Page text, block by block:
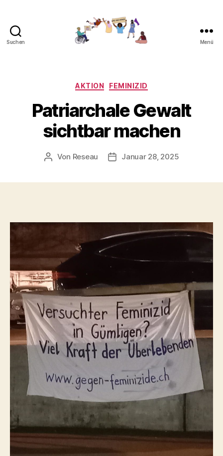
Suchen Menü
Kategorien
AKTION FEMINIZID
Patriarchale Gewalt
sichtbar machen
Beitragsautor
Von Reseau Veröffentlichungsdatum
Januar 28, 2025